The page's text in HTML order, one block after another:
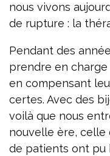
nous vivons
de rupture : la
Pendant des
prendre en
en compensant
certes. Avec des
voilà que nous
nouvelle ère, celle
de patients ont pu